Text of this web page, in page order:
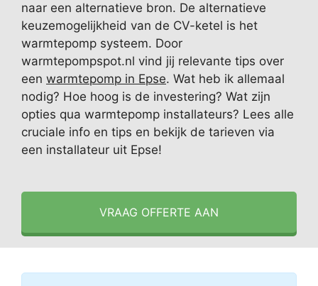
naar een alternatieve bron. De alternatieve
keuzemogelijkheid van de CV-ketel is het
warmtepomp systeem. Door
warmtepompspot.nl vind jij relevante tips over
een warmtepomp in Epse. Wat heb ik allemaal
nodig? Hoe hoog is de investering? Wat zijn
opties qua warmtepomp installateurs? Lees alle
cruciale info en tips en bekijk de tarieven via
een installateur uit Epse!
VRAAG OFFERTE AAN